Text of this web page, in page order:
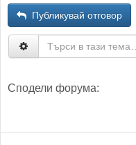
Публикувай отговор
Сподели форума: